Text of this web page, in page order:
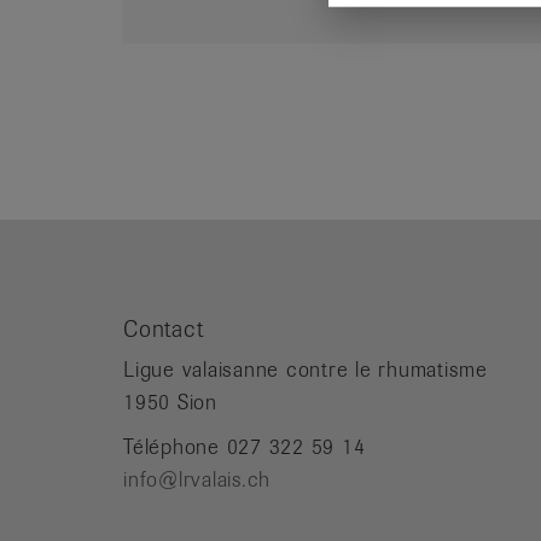
Contact
Ligue valaisanne contre le rhumatisme
1950 Sion
Téléphone 027 322 59 14
info@lrvalais.ch